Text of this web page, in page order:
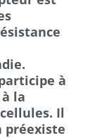
à
la
Il
préexiste